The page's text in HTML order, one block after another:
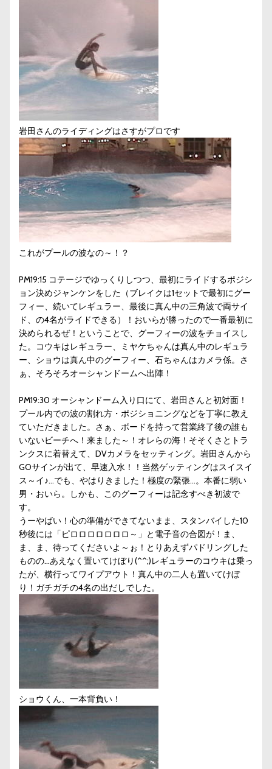
岩田さんのライディングはさすがプロです
これがプールの波なの～！？
PM19:15 コテージでゆっくりしつつ、最初にライドするポジシ
ョン決めジャンケンをした（ブレイクは1セットで最初にグー
フィー、続いてレギュラー、最後に真ん中の三角波で両サイ
ド、の4名がライドできる）！おいらが勝ったので一番最初に
決められるぜ！ということで、グーフィーの波をチョイスし
た。コウキはレギュラー、ミヤケちゃんは真ん中のレギュラ
ー、ショウは真ん中のグーフィー、石ちゃんはカメラ係。さ
ぁ、そろそろオーシャンドームへ出陣！
PM19:30 オーシャンドーム入り口にて、岩田さんと初対面！
プール内での波の割れ方・ポジショニングなどを丁寧に教え
ていただきました。さぁ、ボードを持って営業終了後の誰も
いないビーチへ！来ました～！オレらの海！そそくさとトラ
ンクスに着替えて、DVカメラをセッティング。岩田さんから
GOサインが出て、早速入水！！当然ゲッティングはスイスイ
ス～イ♪…でも、やはりきました！極度の緊張…。本番に弱い
男・おいら。しかも、このグーフィーは記念すべき初波で
す。
うーやばい！心の準備ができてないまま、スタンバイした10
秒後には「ピロロロロロロロ～」と電子音の合図が！ま、
ま、ま、待ってくださいよ～ぉ！とりあえずパドリングした
ものの…あえなく置いてけぼり(^^;)レギュラーのコウキは乗っ
たが、横行ってワイプアウト！真ん中の二人も置いてけぼ
り！ガチガチの4名の出だしでした。
ショウくん、一本背負い！